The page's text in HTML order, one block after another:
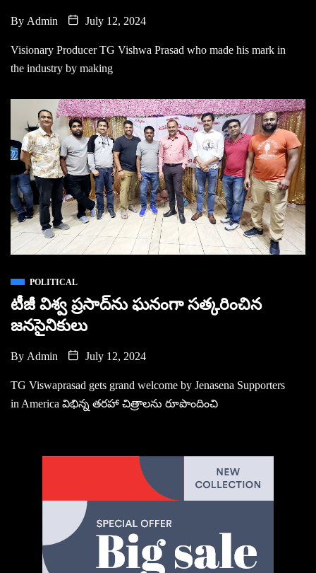
By Admin July 12, 2024
Visionary Producer TG Vishwa Prasad who made his mark in
the industry by making
POLITICAL
టీజీ విశ్వ ప్రసాద్‌ను ఘనంగా సత్కరించిన
జనసైనికులు
By Admin July 12, 2024
TG Viswaprasad gets grand welcome by Jenasena Supporters
in America విభిన్న తరహా చిత్రాలను రూపొందించి